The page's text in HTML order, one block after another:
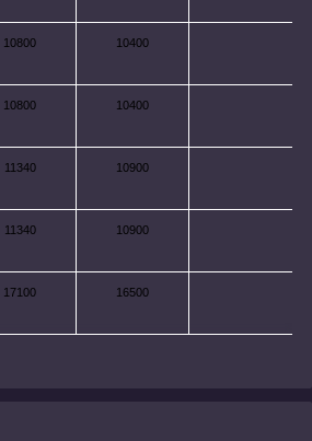
10800 10400
10800 10400
11340 10900
11340 10900
17100 16500